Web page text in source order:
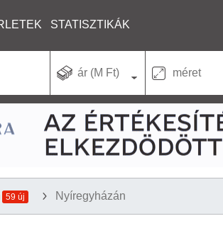
STATISZTIKÁK
ár (M Ft) méret
59 új Nyíregyházán